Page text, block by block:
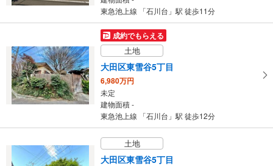
東急池上線 「石川台」駅 徒歩11分
成約でもらえる
土地
大田区東雪谷5丁目
6,980万円
未定
建物面積 -
東急池上線 「石川台」駅 徒歩12分
土地
大田区東雪谷5丁目